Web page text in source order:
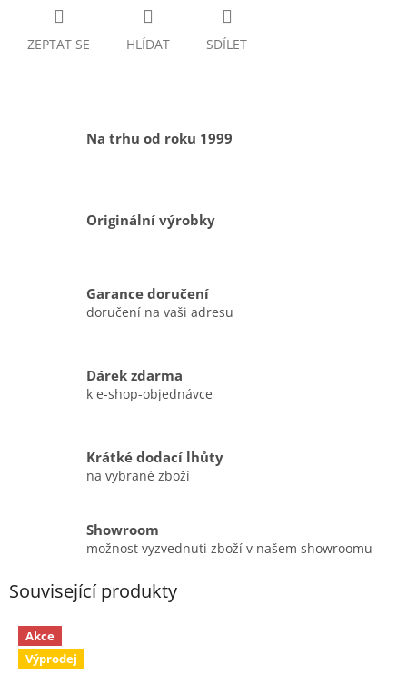
ZEPTAT SE HLÍDAT SDÍLET
Na trhu od roku 1999
Originální výrobky
Garance doručení
doručení na vaši adresu
Dárek zdarma
k e-shop-objednávce
Krátké dodací lhůty
na vybrané zboží
Showroom
možnost vyzvednuti zboží v našem showroomu
Související produkty
Akce
Výprodej